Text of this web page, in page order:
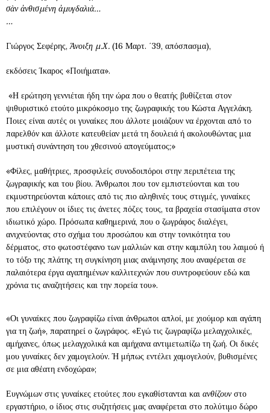
σὰν ἀνθισμένη ἀμυγδαλιὰ…
…
Γιώργος Σεφέρης,Άνοιξη μ.Χ. (16 Μαρτ. ΄39, απόσπασμα),
εκδόσεις Ίκαρος «Ποιήματα».
«Η ερώτηση γεννιέται ήδη την ώρα που ο θεατής βυθίζεται στον
ψιθυριστικό ετούτο μικρόκοσμο της ζωγραφικής του Κώστα Αγγελάκη.
Ποιες είναι αυτές οι γυναίκες που άλλοτε μοιάζουν να έρχονται από το
παρελθόν και άλλοτε κατευθείαν μετά τη δουλειά ή ακολουθώντας μια
μυστική συνάντηση του χθεσινού απογεύματος;»
«Φίλες, μαθήτριες, προσφιλείς συνοδοιπόροι στην περιπέτεια της
ζωγραφικής και του βίου. Άνθρωποι που τον εμπιστεύονται και του
εκμυστηρεύονται κάποιες από τις πιο αληθινές τους στιγμές, γυναίκες
που επιλέγουν οι ίδιες τις άνετες πόζες τους, τα βραχεία στασίματα στον
ιδιωτικό χώρο. Πρόσωπα καθημερινά, που ο ζωγράφος διαλέγει,
ανιχνεύοντας στο σχήμα του προσώπου και στην τονικότητα του
δέρματος, στο φωτοστέφανο των μαλλιών και στην καμπύλη του λαιμού ή
το τόξο της πλάτης τη συγκίνηση μιας ανάμνησης που αναφέρεται σε
παλαιότερα έργα αγαπημένων καλλιτεχνών που συντροφεύουν εδώ και
χρόνια τις αναζητήσεις και την πορεία του».
«Οι γυναίκες που ζωγραφίζω είναι άνθρωποι απλοί, με χιούμορ και αγάπη
για τη ζωή», παρατηρεί ο ζωγράφος. «Εγώ τις ζωγραφίζω μελαγχολικές,
αμήχανες, όπως μελαγχολικά και αμήχανα αντιμετωπίζω τη ζωή. Οι δικές
μου γυναίκες δεν χαμογελούν. Ή μήπως εντέλει χαμογελούν, βυθισμένες
σε μια αθέατη ενδοχώρα»;
Ευγνώμων στις γυναίκες ετούτες που εγκαθίστανται και ανθίζουνστο
εργαστήριο, ο ίδιος στις συζητήσεις μας αναφέρεται στο πολύτιμο δώρο